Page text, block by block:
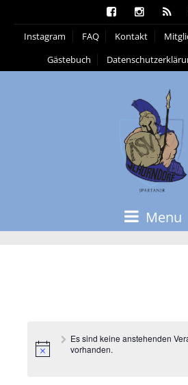
Instagram FAQ Kontakt
Gästebuch
Menu
Es sind keine anstehenden
vorhanden.